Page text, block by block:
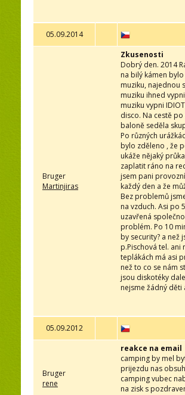
05.09.2014
Bruger
Martinjiras
Zkusenosti
Dobrý den. 2014
na bilý kámen
muziku, najednou
muziku ihned
muziku vypni
disco. Na cestě
baloně seděla
Po různých
bylo zděleno , že
ukáže nějaký
zaplatit ráno na
jsem pani
každý den a že
Bez problemů
na vzduch. Asi po
uzavřená
problém. Po 10
by security? a než
p.Pischová tel. ani
teplákách má asi
než to co se nám
jsou diskotéky
nejsme žádný děti
05.09.2012
Bruger
rene
reakce na email
camping by mel
prijezdu nas
camping vubec
na zisk s